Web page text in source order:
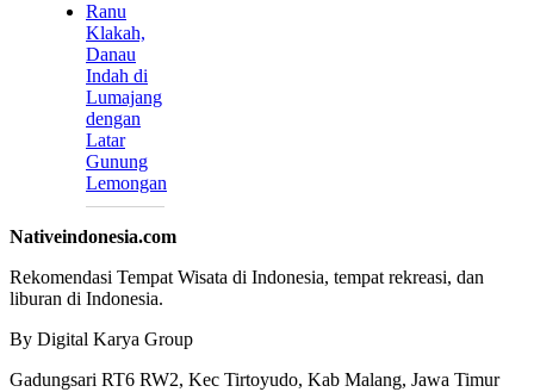
Ranu
Klakah,
Danau
Indah di
Lumajang
dengan
Latar
Gunung
Lemongan
Nativeindonesia.com
Rekomendasi Tempat Wisata di Indonesia, tempat rekreasi, dan
liburan di Indonesia.
By Digital Karya Group
Gadungsari RT6 RW2, Kec Tirtoyudo, Kab Malang, Jawa Timur